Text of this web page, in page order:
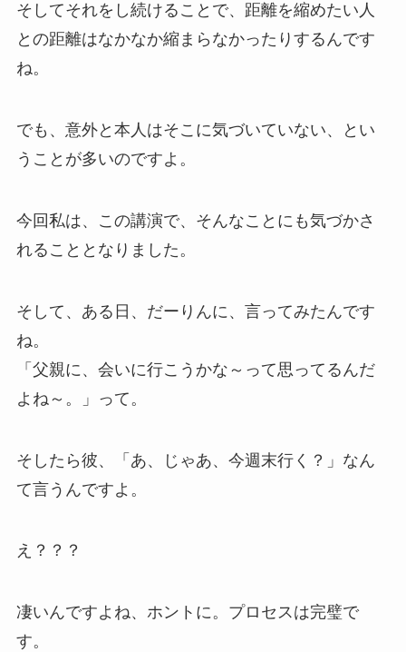
そしてそれをし続けることで、距離を縮めたい人
との距離はなかなか縮まらなかったりするんです
ね。
でも、意外と本人はそこに気づいていない、とい
うことが多いのですよ。
今回私は、この講演で、そんなことにも気づかさ
れることとなりました。
そして、ある日、だーりんに、言ってみたんです
ね。
「父親に、会いに行こうかな～って思ってるんだ
よね～。」って。
そしたら彼、「あ、じゃあ、今週末行く？」なん
て言うんですよ。
え？？？
凄いんですよね、ホントに。プロセスは完璧で
す。